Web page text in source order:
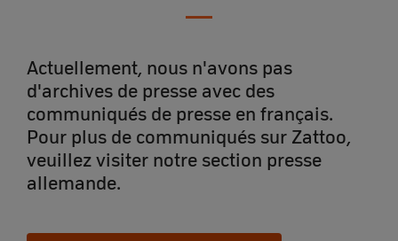
Actuellement, nous n'avons pas
d'archives de presse avec des
communiqués de presse en français.
Pour plus de communiqués sur Zattoo,
veuillez visiter notre section presse
allemande.